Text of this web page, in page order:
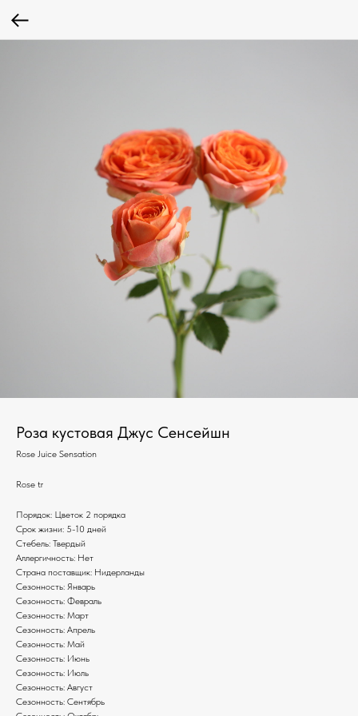
Роза кустовая Джус Сенсейшн
Rose Juice Sensation
Rose tr
Порядок: Цветок 2 порядка
Срок жизни: 5-10 дней
Стебель: Твердый
Аллергичность: Нет
Страна поставщик: Нидерланды
Сезонность: Январь
Сезонность: Февраль
Сезонность: Март
Сезонность: Апрель
Сезонность: Май
Сезонность: Июнь
Сезонность: Июль
Сезонность: Август
Сезонность: Сентябрь